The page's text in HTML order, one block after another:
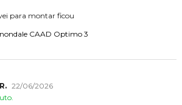
para montar ficou
CAAD Optimo 3
22/06/2026